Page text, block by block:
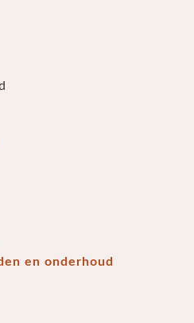
en onderhoud